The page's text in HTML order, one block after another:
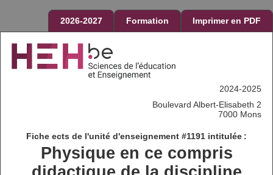
2026-2027 Formation Imprimer en PDF
2024-2025
Boulevard Albert-Elisabeth 2
7000 Mons
Fiche ects de l'unité d'enseignement #1191 intitulée :
Physique en ce compris